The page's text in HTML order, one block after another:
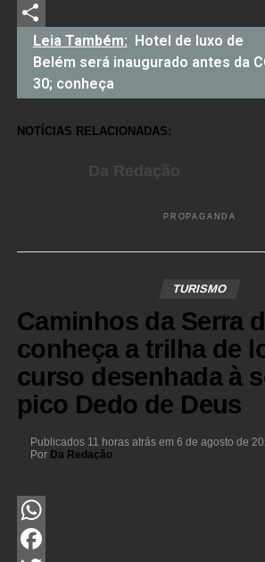
LinkedIn
Share
Leia Também:
Hotel de luxo de
Belém será inaugurado antes da
30; conheça
NOTÍCIAS RELACIONADAS:
Da Redação
PROPAGANDA
TURISMO
Caminhos da Serra
conheça a trilha de
curso desenhada à
pico Dedo de Deus
Publicados 11 horas atrás em 6 de agosto de
Por Da Redação
WhatsApp